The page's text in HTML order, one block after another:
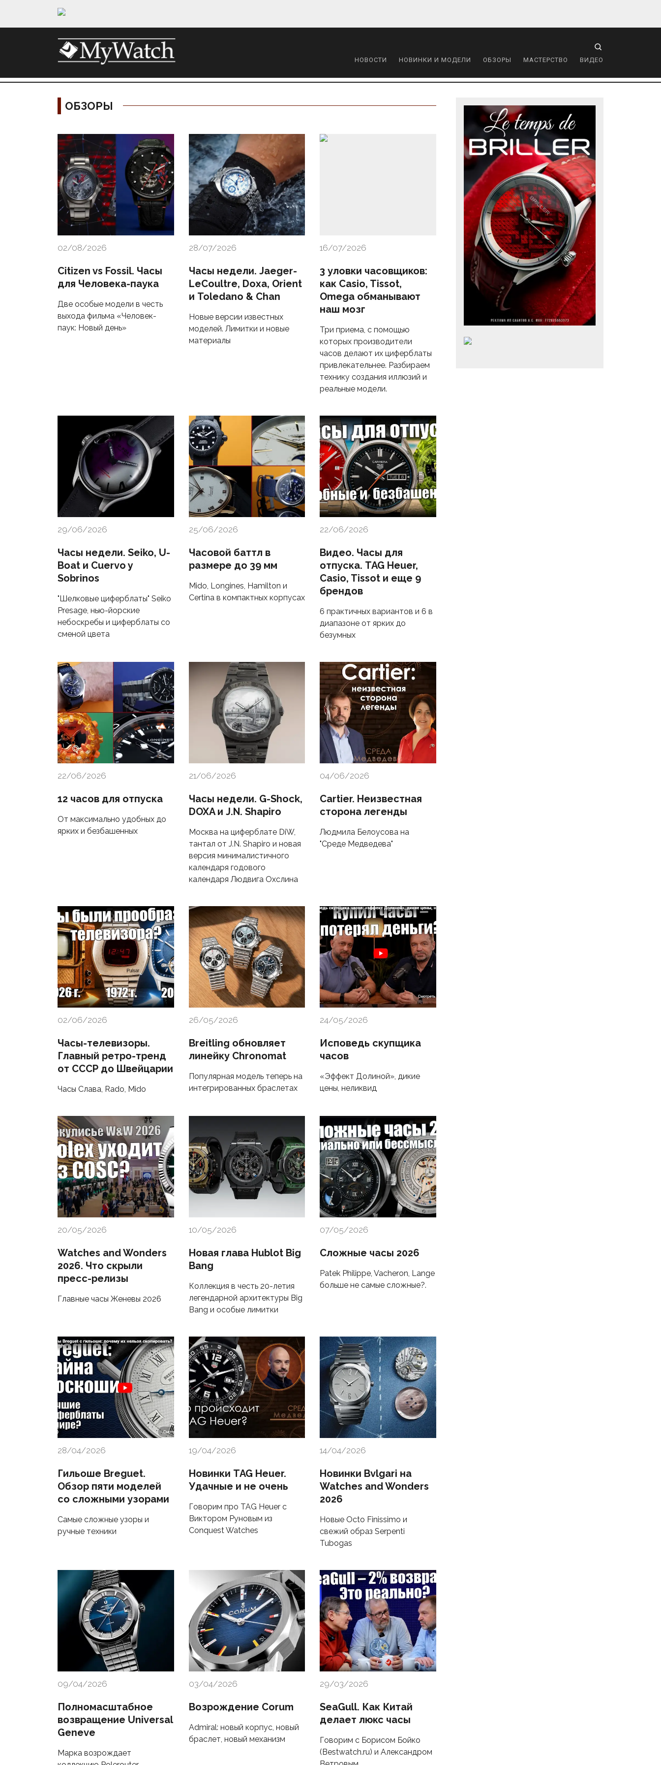
НОВОСТИ НОВИНКИ И МОДЕЛИ ОБЗОРЫ МАСТЕРСТВО ВИДЕО
ОБЗОРЫ
Материалы
02/08/2026
Citizen vs Fossil. Часы
для Человека-паука
Две особые модели в честь
выхода фильма «Человек-
паук: Новый день»
28/07/2026
Часы недели. Jaeger-
LeCoultre, Doxa, Orient
и Toledano & Chan
Новые версии известных
моделей. Лимитки и новые
материалы
16/07/2026
3 уловки часовщиков:
как Casio, Tissot,
Omega обманывают
наш мозг
Три приема, с помощью
которых производители
часов делают их циферблаты
привлекательнее. Разбираем
технику создания иллюзий и
реальные модели.
29/06/2026
Часы недели. Seiko, U-
Boat и Cuervo y
Sobrinos
"Шелковые циферблаты" Seiko
Presage, нью-йорские
небоскребы и циферблаты со
сменой цвета
25/06/2026
Часовой баттл в
размере до 39 мм
Mido, Longines, Hamilton и
Certina в компактных корпусах
22/06/2026
Видео. Часы для
отпуска. TAG Heuer,
Casio, Tissot и еще 9
брендов
6 практичных вариантов и 6 в
диапазоне от ярких до
безумных
22/06/2026
12 часов для отпуска
От максимально удобных до
ярких и безбашенных
21/06/2026
Часы недели. G-Shock,
DOXA и J.N. Shapiro
Москва на циферблате DiW,
тантал от J.N. Shapiro и новая
версия минималистичного
календаря годового
календаря Людвига Охслина
04/06/2026
Cartier. Неизвестная
сторона легенды
Людмила Белоусова на
"Среде Медведева"
02/06/2026
Часы-телевизоры.
Главный ретро-тренд
от СССР до Швейцарии
Часы Слава, Rado, Mido
26/05/2026
Breitling обновляет
линейку Chronomat
Популярная модель теперь на
интегрированных браслетах
24/05/2026
Исповедь скупщика
часов
«Эффект Долиной», дикие
цены, неликвид
20/05/2026
Watches and Wonders
2026. Что скрыли
пресс-релизы
Главные часы Женевы 2026
10/05/2026
Новая глава Hublot Big
Bang
Коллекция в честь 20-летия
легендарной архитектуры Big
Bang и особые лимитки
07/05/2026
Сложные часы 2026
Patek Philippe, Vacheron, Lange
больше не самые сложные?.
28/04/2026
Гильоше Breguet.
Обзор пяти моделей
со сложными узорами
Самые сложные узоры и
ручные техники
19/04/2026
Новинки TAG Heuer.
Удачные и не очень
Говорим про TAG Heuer с
Виктором Руновым из
Conquest Watches
14/04/2026
Новинки Bvlgari на
Watches and Wonders
2026
Новые Octo Finissimo и
свежий образ Serpenti
Tubogas
09/04/2026
Полномасштабное
возвращение Universal
Geneve
Марка возрождает
03/04/2026
Возрождение Corum
Admiral: новый корпус, новый
браслет, новый механизм
29/03/2026
SeaGull. Как Китай
делает люкс часы
Говорим с Борисом Бойко
(Bestwatch.ru) и Александром